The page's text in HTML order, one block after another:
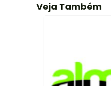
Veja Também